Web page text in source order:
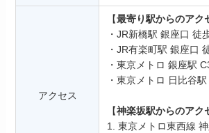
アクセス
【最寄り駅からのアク
・JR新橋駅 銀座口 徒
・JR有楽町駅 銀座口
・東京メトロ 銀座駅
・東京メトロ 日比谷
【神楽坂駅からのアク
1. 東京メトロ東西線